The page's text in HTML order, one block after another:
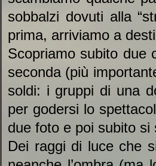
sobbalzi dovuti alla
prima, arriviamo a
Scopriamo subito due
seconda (più
soldi: i gruppi di una
per godersi lo
due foto e poi subito si
Dei raggi di luce che